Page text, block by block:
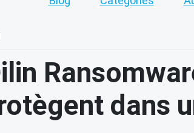
dans